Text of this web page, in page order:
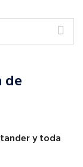
de
y toda